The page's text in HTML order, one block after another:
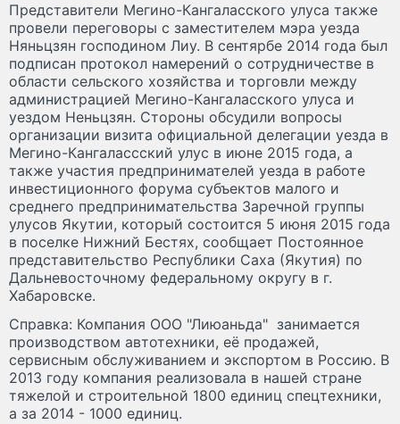
Представители Мегино-Кангаласского улуса также
провели переговоры с заместителем мэра уезда
Няньцзян господином Лиу. В сентярбе 2014 года был
подписан протокол намерений о сотрудничестве в
области сельского хозяйства и торговли между
администрацией Мегино-Кангаласского улуса и
уездом Неньцзян. Стороны обсудили вопросы
организации визита официальной делегации уезда в
Мегино-Кангалассский улус в июне 2015 года, а
также участия предпринимателей уезда в работе
инвестиционного форума субъектов малого и
среднего предпринимательства Заречной группы
улусов Якутии, который состоится 5 июня 2015 года
в поселке Нижний Бестях, сообщает Постоянное
представительство Республики Саха (Якутия) по
Дальневосточному федеральному округу в г.
Хабаровске.
Справка: Компания ООО "Лиюаньда" занимается
производством автотехники, её продажей,
сервисным обслуживанием и экспортом в Россию. В
2013 году компания реализовала в нашей стране
тяжелой и строительной 1800 единиц спецтехники,
а за 2014 - 1000 единиц.